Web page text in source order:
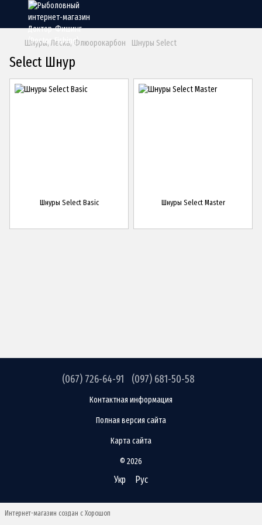
Шнуры, Леска, Флюорокарбон Шнуры Select
Select Шнур
Шнуры Select Basic Шнуры Select Master
(067) 726-64-91 (097) 681-50-58
Контактная информация
Полная версия сайта
Карта сайта
© 2026
Укр Рус
Интернет-магазин создан с Хорошоп